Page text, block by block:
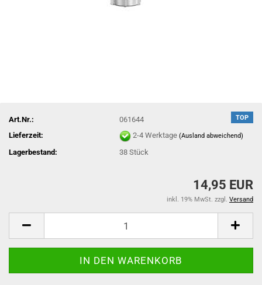
TOP
Art.Nr.:
061644
Lieferzeit:
2-4 Werktage(Ausland abweichend)
Lagerbestand: 38Stück
14,95 EUR
inkl. 19% MwSt. zzgl. Versand